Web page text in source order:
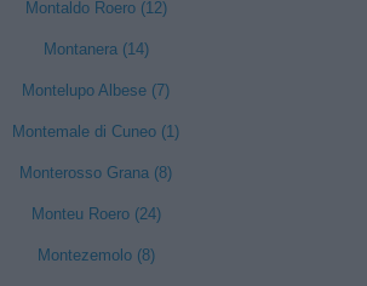
Montaldo Roero (12)
Montanera (14)
Montelupo Albese (7)
Montemale di Cuneo (1)
Monterosso Grana (8)
Monteu Roero (24)
Montezemolo (8)